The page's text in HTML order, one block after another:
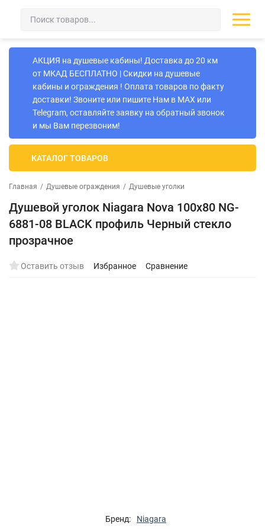
АКЦИЯ на душевые кабины! Доставка до 20 км
от МКАД БЕСПЛАТНО | Скидки на душевые
кабины и ограждения ! Оплата товаров по факту
доставки! Звоните или пишите Нам в MAX или
Telegram, оставляйте заявку на обратный звонок
и мы Вам перезвоним!
КАТАЛОГ ТОВАРОВ
Главная / Душевые ограждения / Душевые уголки
Душевой уголок Niagara Nova 100х80 NG-
6881-08 BLACK профиль Черный стекло
прозрачное
Оставить отзыв Избранное Сравнение
Бренд: Niagara